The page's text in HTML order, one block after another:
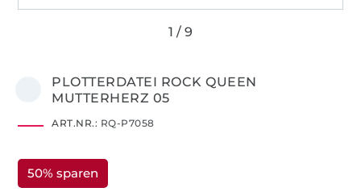
PLOTTERDATEI ROCK QUEEN
MUTTERHERZ 05
ART.NR.: RQ-P7058
50% sparen